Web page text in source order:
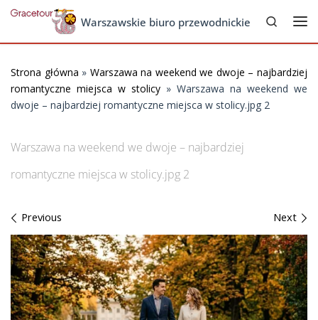
Skip to contentWarszawskie biuro przewodnickie
Search
Strona główna » Warszawa na weekend we dwoje – najbardziej
romantyczne miejsca w stolicy » Warszawa na weekend we
dwoje – najbardziej romantyczne miejsca w stolicy.jpg 2
Warszawa na weekend we dwoje – najbardziej
romantyczne miejsca w stolicy.jpg 2
Images navigation
Previous Next